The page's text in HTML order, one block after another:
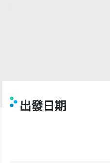
出發日期